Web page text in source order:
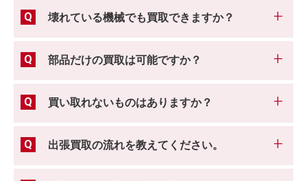
壊れている機械でも買取できますか？
部品だけの買取は可能ですか？
買い取れないものはありますか？
出張買取の流れを教えてください。